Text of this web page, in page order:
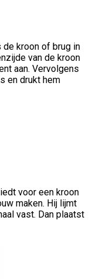
de kroon of brug in
van de kroon
aan. Vervolgens
en drukt hem
voor een kroon
maken. Hij lijmt
vast. Dan plaatst